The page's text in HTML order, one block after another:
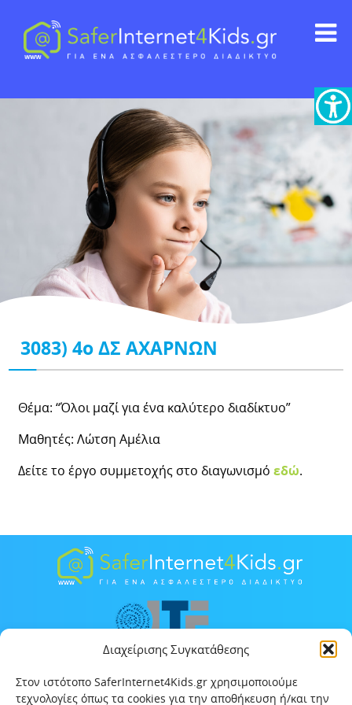
Διαχείρισης Συγκατάθεσης
Στον ιστότοπο SaferInternet4Kids.gr χρησιμοποιούμε
τεχνολογίες όπως τα cookies για την αποθήκευση ή/και την
3083) 4o ΔΣ ΑΧΑΡΝΩΝ
Θέμα: “Όλοι μαζί για ένα καλύτερο διαδίκτυο”
Μαθητές: Λώτση Αμέλια
Δείτε το έργο συμμετοχής στο διαγωνισμόεδώ.